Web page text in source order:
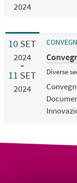
2024
10 SET
2024
11 SET
2024
Diverse